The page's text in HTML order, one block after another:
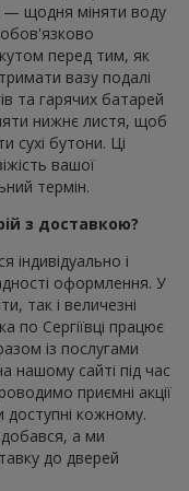
— щодня міняти воду
перед тим, як
вазу подалі
та гарячих батарей
нижнє листя, щоб
сухі бутони. Ці
вашої
термін.
з доставкою?
індивідуально і
оформлення. У
так і величезні
по Сергіївці працює
із послугами
нашому сайті під час
приємні акції
доступні кожному.
а ми
до дверей